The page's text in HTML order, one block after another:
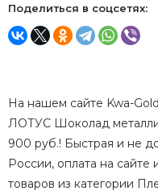
Поделиться в соцсетях:
На нашем сайте Kwa-
ЛОТУС Шоколад
900 руб.! Быстрая и не
России, оплата на
товаров из категории